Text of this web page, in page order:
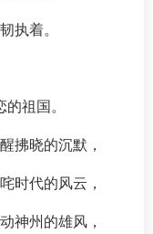
执着。
祖国。
拂晓的沉默，
时代的风云，
神州的雄风，